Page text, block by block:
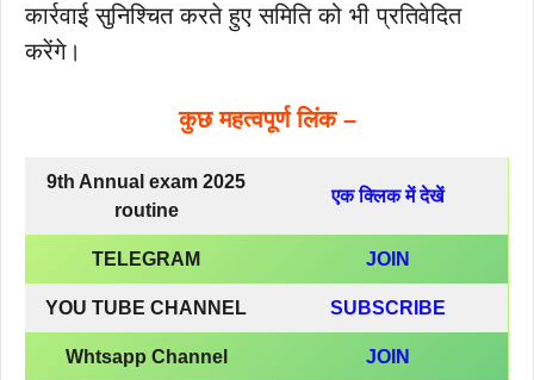
कार्रवाई सुनिश्चित करते हुए समिति को भी प्रतिवेदित
करेंगे।
कुछ महत्वपूर्ण लिंक –
9th Annual exam 2025
routine
एक क्लिक में देखें
TELEGRAM JOIN
YOU TUBE CHANNEL SUBSCRIBE
Whtsapp Channel JOIN